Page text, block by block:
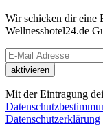
Wir schicken dir eine
Wellnesshotel24.de
Mit der Eintragung
Datenschutzerklärung